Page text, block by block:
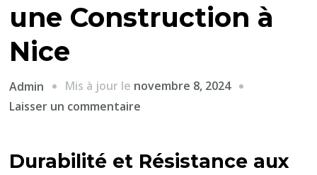
une Construction à
Nice
Admin Mis à jour le novembre 8, 2024
Laisser un commentaire
d’un
Durabilité et Résistance aux